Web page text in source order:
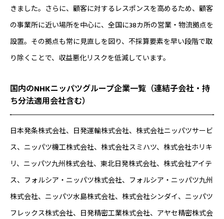
きました。さらに、顧客に対するレスポンスを高めるため、顧客
の事業所に近い場所を中心に、全国に38カ所の営業・物流拠点を
設置。その拠点も常に見直しを図り、不採算要素を早い段階で取
り除くことで、収益悪化リスクを低減しています。
国内のNHKニッパツグループ企業一覧（連結子会社・持
ち分法適用会社含む）
日本発条株式会社、日発運輸株式会社、株式会社ニッパツサービ
ス、ニッパツ機工株式会社、株式会社スミハツ、株式会社ホリキ
リ、ニッパツ九州株式会社、東北日発株式会社、株式会社アイテ
ス、フォルシア・ニッパツ株式会社、フォルシア・ニッパツ九州
株式会社、ニッパツ水島株式会社、株式会社シンダイ、ニッパツ
フレックス株式会社、日発精密工業株式会社、アヤセ精密株式会